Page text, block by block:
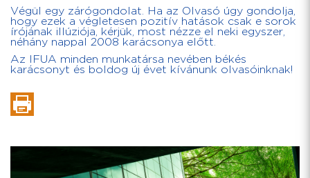
Végül egy zárógondolat. Ha az Olvasó úgy gondolja,
hogy ezek a végletesen pozitív hatások csak e sorok
írójának illúziója, kérjük, most nézze el neki egyszer,
néhány nappal 2008 karácsonya előtt.
Az IFUA minden munkatársa nevében békés
karácsonyt és boldog új évet kívánunk olvasóinknak!